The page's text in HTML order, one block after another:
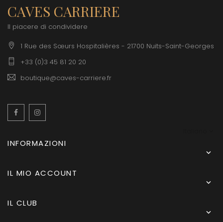
CAVES CARRIERE
Il piacere di condividere
1 Rue des Sœurs Hospitalières - 21700 Nuits-Saint-Georges
+33 (0)3 45 81 20 20
boutique@caves-carriere.fr
Facebook
INFORMAZIONI

IL MIO ACCOUNT

IL CLUB
